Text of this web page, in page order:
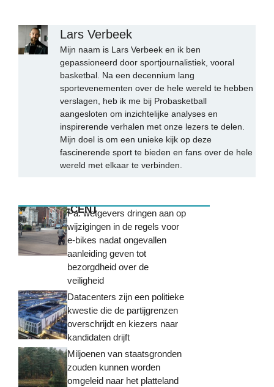
Lars Verbeek
Mijn naam is Lars Verbeek en ik ben
gepassioneerd door sportjournalistiek, vooral
basketbal. Na een decennium lang
sportevenementen over de hele wereld te hebben
verslagen, heb ik me bij Probasketball
aangesloten om inzichtelijke analyses en
inspirerende verhalen met onze lezers te delen.
Mijn doel is om een unieke kijk op deze
fascinerende sport te bieden en fans over de hele
wereld met elkaar te verbinden.
MEEST RECENTPa. wetgevers dringen aan op
wijzigingen in de regels voor
e-bikes nadat ongevallen
aanleiding geven tot
bezorgdheid over de
veiligheid
Datacenters zijn een politieke
kwestie die de partijgrenzen
overschrijdt en kiezers naar
kandidaten drijft
Miljoenen van staatsgronden
zouden kunnen worden
omgeleid naar het platteland